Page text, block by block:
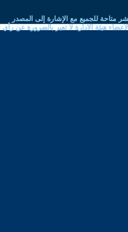
متاحة للجميع مع الإشارة إلى المصدر
هيئة الادارة لا تعبر بالضرورة عن رأي